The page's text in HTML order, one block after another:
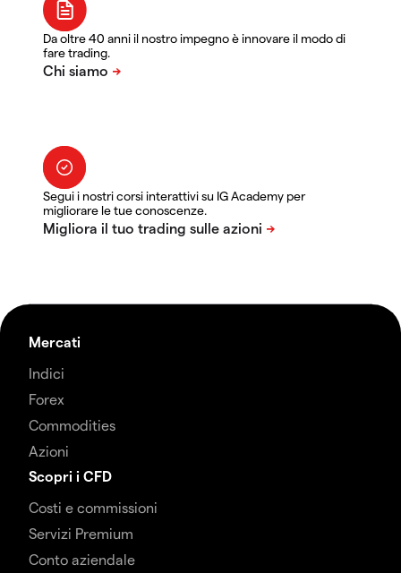
Da oltre 40 anni il nostro impegno è innovare il modo di
fare trading.
Segui i nostri corsi interattivi su IG Academy per
migliorare le tue conoscenze.
Mercati
Indici
Forex
Commodities
Azioni
Scopri i CFD
Costi e commissioni
Servizi Premium
Conto aziendale